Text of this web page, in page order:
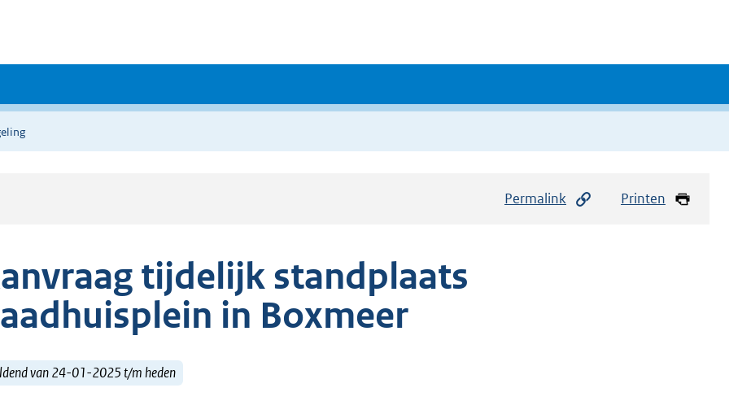
Permalink Printen
tijdelijk standplaats
in Boxmeer
van 24-01-2025 t/m heden